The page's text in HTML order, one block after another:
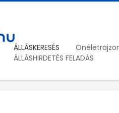
ÁLLÁSKERESÉS
ÁLLÁSHIRDETÉS FELADÁS